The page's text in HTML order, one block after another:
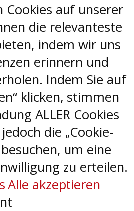
Cookies auf unserer
die relevanteste
indem wir uns
erinnern und
Indem Sie auf
klicken, stimmen
ALLER Cookies
die „Cookie-
um eine
zu erteilen.
Alle akzeptieren